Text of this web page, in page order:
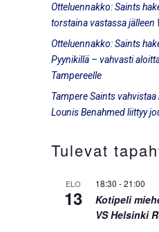
Otteluennakko: Saints
torstaina vastassa jälleen
Otteluennakko: Saints
Pyynikillä – vahvasti
Tampereelle
Tampere Saints
Lounis Benahmed liittyy
Tulevat
ELO
13
18:30 -21:00
Kotipeli
VS Helsinki